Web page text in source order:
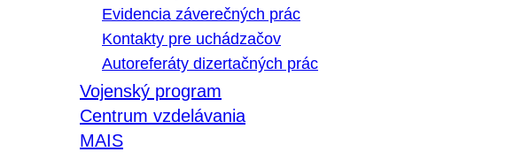
Evidencia záverečných prác
Kontakty pre uchádzačov
Autoreferáty dizertačných prác
Vojenský program
Centrum vzdelávania
MAIS